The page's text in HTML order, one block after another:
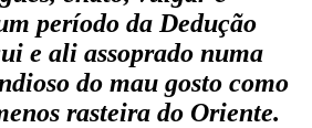
período da Dedução
e ali assoprado numa
do mau gosto como
rasteira do Oriente.